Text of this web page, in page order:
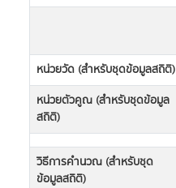
หน่วยวัด (สำหรับชุดข้อมูลสถิติ)
หน่วยตัวคูณ (สำหรับชุดข้อมูล
สถิติ)
วิธีการคำนวณ (สำหรับชุด
ข้อมูลสถิติ)